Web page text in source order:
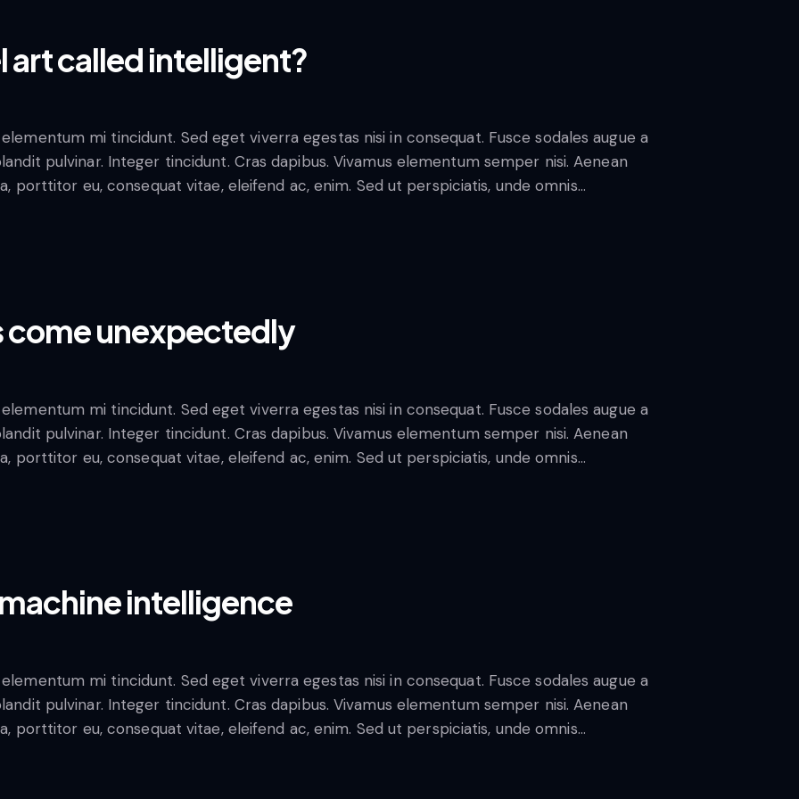
called intelligent?
mi tincidunt. Sed eget viverra egestas nisi in consequat. Fusce sodales augue a
pulvinar. Integer tincidunt. Cras dapibus. Vivamus elementum semper nisi. Aenean
porttitor eu, consequat vitae, eleifend ac, enim. Sed ut perspiciatis, unde omnis…
come unexpectedly
mi tincidunt. Sed eget viverra egestas nisi in consequat. Fusce sodales augue a
pulvinar. Integer tincidunt. Cras dapibus. Vivamus elementum semper nisi. Aenean
porttitor eu, consequat vitae, eleifend ac, enim. Sed ut perspiciatis, unde omnis…
intelligence
mi tincidunt. Sed eget viverra egestas nisi in consequat. Fusce sodales augue a
pulvinar. Integer tincidunt. Cras dapibus. Vivamus elementum semper nisi. Aenean
porttitor eu, consequat vitae, eleifend ac, enim. Sed ut perspiciatis, unde omnis…